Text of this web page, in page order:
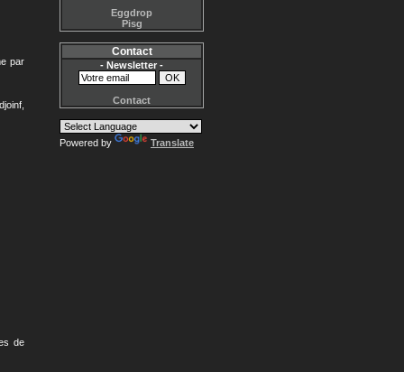
par
de
Eggdrop
Pisg
Contact
- Newsletter -
Contact
Powered by Translate